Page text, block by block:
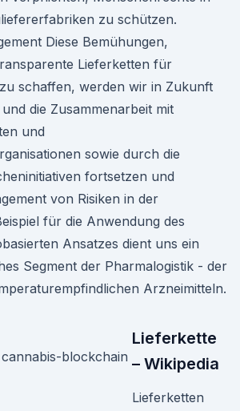
zu schützen.
Diese Bemühungen,
Lieferketten für
schaffen, werden wir in Zukunft
die Zusammenarbeit mit
und
sowie durch die
fortsetzen und
von Risiken in der
für die Anwendung des
Ansatzes dient uns ein
Segment der Pharmalogistik - der
Arzneimitteln.
Lieferkette
– Wikipedia
Lieferketten